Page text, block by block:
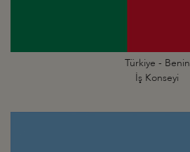
Türkiye - Benin
İş Konseyi